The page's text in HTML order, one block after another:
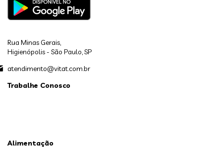
Rua Minas Gerais,
Higienópolis - São Paulo, SP
atendimento@vitat.com.br
Trabalhe Conosco
Alimentação